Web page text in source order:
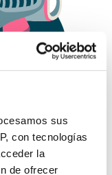
sus
con tecnologías
la
de ofrecer
como